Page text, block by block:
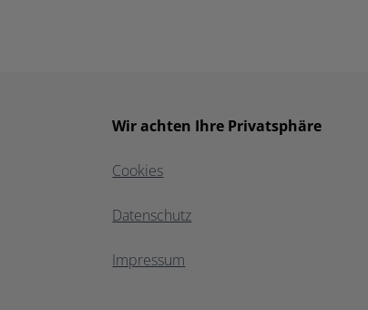
Wir achten Ihre Privatsphäre
Cookies
Datenschutz
Impressum